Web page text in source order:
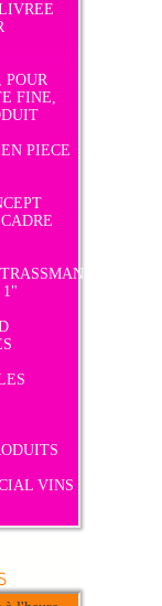
POUR
FINE,
PIECE
1"
VINS